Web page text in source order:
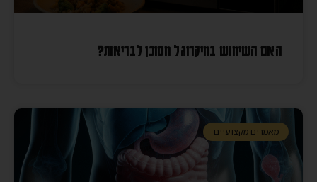
האם השימוש במיקרוגל מסוכן לבריאות?
מאמרים מקצועיים